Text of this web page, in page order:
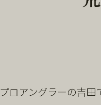
プロアングラーの吉田